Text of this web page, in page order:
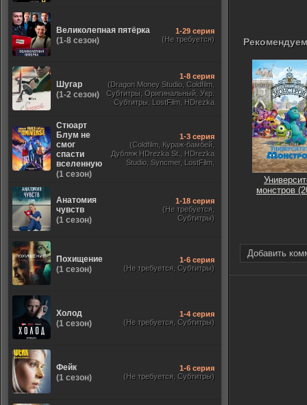
монстров
Добавить
Великолепная пятёрка
(1-8 сезон)
1-29 серия
(Не требуется)
Шугар
(1-2 сезон)
1-8 серия
(Dragon Money Studio, Coldfilm,
Субтитры, Оригинальный, Укр.
Субтитры, LostFilm, HDrezka
Стюарт
Блум не
смог
спасти
вселенную
(1 сезон)
1-3 серия
(Coldfilm, Кураж-бамбей,
Дубляж HDrezka St., HDrezka
Studio, Syncmer, LostFilm,
Анатомия
чувств
(1 сезон)
1-18 серия
(Не требуется,
Субтитры)
Похищение
(1 сезон)
1-6 серия
(Не требуется, Субтитры)
Холод
(1 сезон)
1-4 серия
(Не требуется, Субтитры)
Фейк
(1 сезон)
1-6 серия
(Не требуется, Субтитры)